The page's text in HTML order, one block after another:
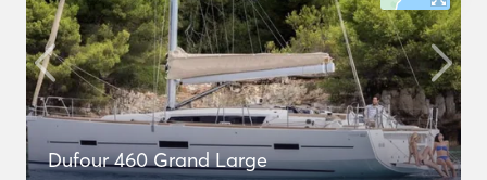
Dufour 460 Grand Large